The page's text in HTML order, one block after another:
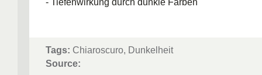
Tags: Chiaroscuro, Dunkelheit
Source: